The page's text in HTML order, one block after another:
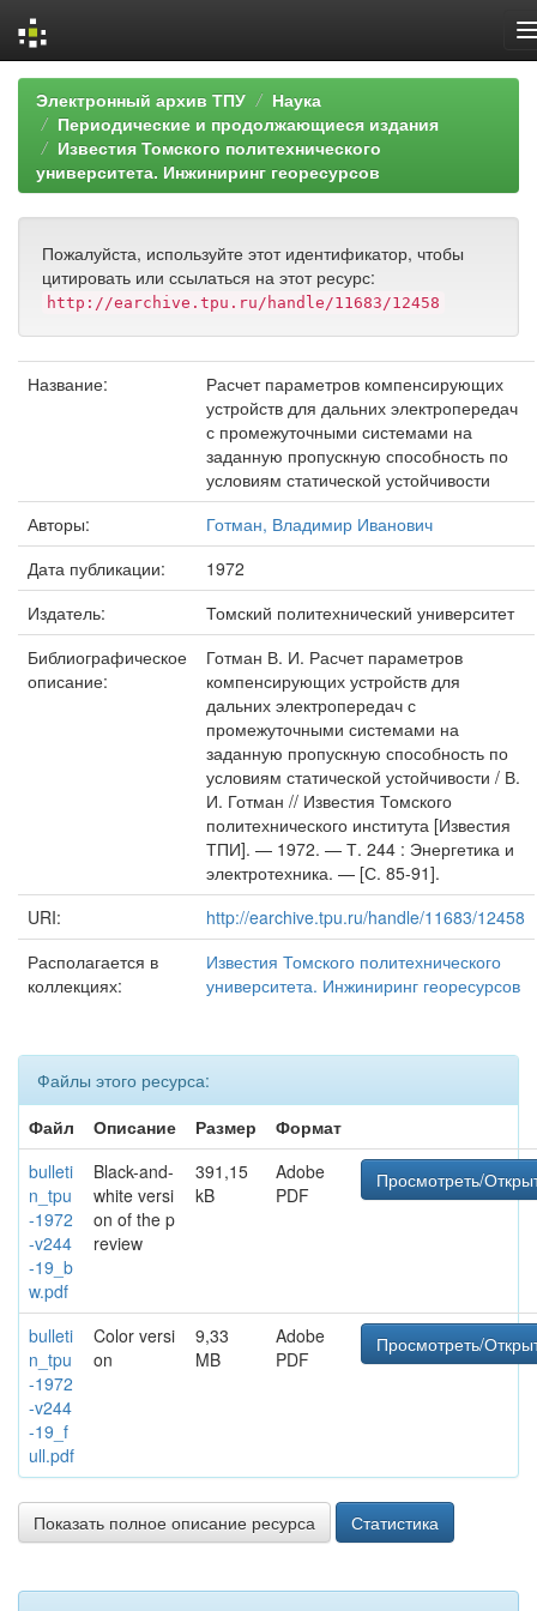
Skip
navigation
Электронный архив ТПУ
Наука
Периодические и продолжающиеся издания
Известия Томского политехнического
университета. Инжиниринг георесурсов
Пожалуйста, используйте этот идентификатор, чтобы
цитировать или ссылаться на этот ресурс:
http://earchive.tpu.ru/handle/11683/12458
Название:
Расчет параметров компенсирующих
устройств для дальних электропередач
с промежуточными системами на
заданную пропускную способность по
условиям статической устойчивости
Авторы:
Готман, Владимир Иванович
Дата публикации:
1972
Издатель:
Томский политехнический университет
Библиографическое
описание:
Готман В. И. Расчет параметров
компенсирующих устройств для
дальних электропередач с
промежуточными системами на
заданную пропускную способность по
условиям статической устойчивости / В.
И. Готман // Известия Томского
политехнического института [Известия
ТПИ]. — 1972. — Т. 244 : Энергетика и
электротехника. — [С. 85-91].
URI:
http://earchive.tpu.ru/handle/11683/12458
Располагается в
коллекциях:
Известия Томского политехнического
университета. Инжиниринг георесурсов
Файлы этого ресурса:
Файл
Описание Размер
Формат
bulleti
n_tpu
-1972
-v244
-19_b
w.pdf
Black-and-
white versi
on of the p
review
391,15
kB
Adobe
PDF
Просмотреть/
bulleti
n_tpu
-1972
-v244
-19_f
ull.pdf
Color versi
on
9,33
MB
Adobe
PDF
Просмотреть/
Показать полное описание ресурса Статистика